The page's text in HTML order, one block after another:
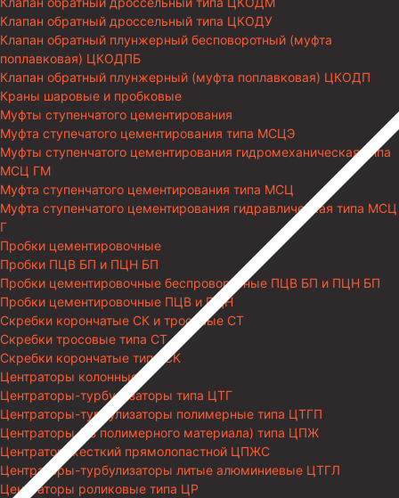
Клапан обратный дроссельный типа ЦКОДУ
Клапан обратный плунжерный бесповоротный (муфта
поплавковая) ЦКОДПБ
Клапан обратный плунжерный (муфта поплавковая) ЦКОДП
Краны шаровые и пробковые
Муфты ступенчатого цементирования
Муфта ступечатого цементирования типа МСЦЭ
Муфты ступенчатого цементирования гидромеханическая типа
МСЦ ГМ
Муфта ступенчатого цементирования типа МСЦ
Муфта ступенчатого цементирования гидравлическая типа МСЦ
Г
Пробки цементировочные
Пробки ПЦВ БП и ПЦН БП
Пробки цементировочные беспроворотные ПЦВ БП и ПЦН БП
Пробки цементировочные ПЦВ и ПЦН
Скребки корончатые СК и тросовые СТ
Скребки тросовые типа СТ
Скребки корончатые типа СК
Центраторы колонные
Центраторы-турбулизаторы типа ЦТГ
Центраторы-турбулизаторы полимерные типа ЦТГП
Центраторы (из полимерного материала) типа ЦПЖ
Центратор жесткий прямолопастной ЦПЖС
Центраторы-турбулизаторы литые алюминиевые ЦТГЛ
Центраторы роликовые типа ЦР